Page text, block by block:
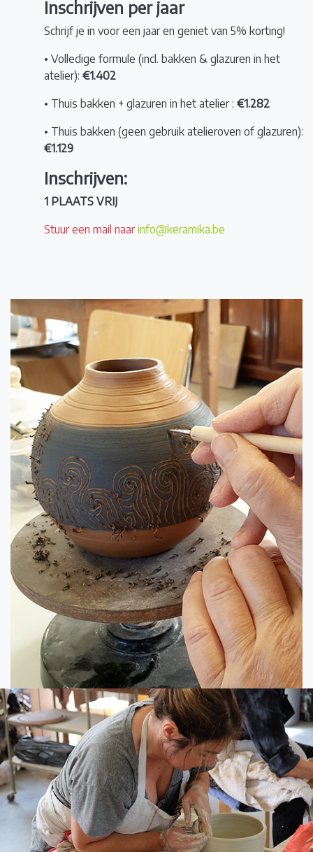
Inschrijven per jaar
Schrijf je in voor een jaar en geniet van 5% korting!
• Volledige formule (incl. bakken & glazuren in het
atelier): €1.402
• Thuis bakken + glazuren in het atelier : €1.282
• Thuis bakken (geen gebruik atelieroven of glazuren):
€1.129
Inschrijven:
1 PLAATS VRIJ
Stuur een mail naarinfo@keramika.be